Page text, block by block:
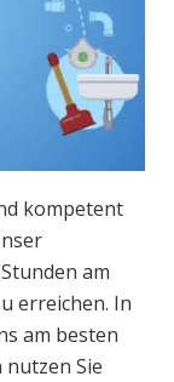
kompetent
am
erreichen. In
am besten
Sie